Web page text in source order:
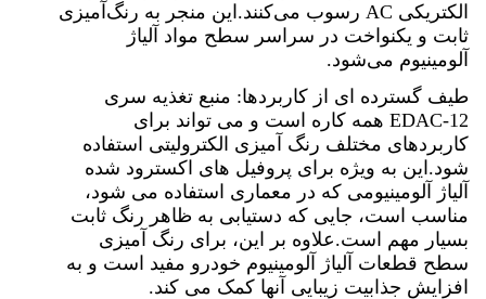
الکتریکی AC رسوب می‌کنند.این منجر به رنگ‌آمیزی
ثابت و یکنواخت در سراسر سطح مواد آلیاژ
آلومینیوم می‌شود.
طیف گسترده ای از کاربردها: منبع تغذیه سری
EDAC-12 همه کاره است و می تواند برای
کاربردهای مختلف رنگ آمیزی الکترولیتی استفاده
شود.این به ویژه برای پروفیل های اکسترود شده
آلیاژ آلومینیومی که در معماری استفاده می شود،
مناسب است، جایی که دستیابی به ظاهر رنگ ثابت
بسیار مهم است.علاوه بر این، برای رنگ آمیزی
سطح قطعات آلیاژ آلومینیوم خودرو مفید است و به
افزایش جذابیت زیبایی آنها کمک می کند.